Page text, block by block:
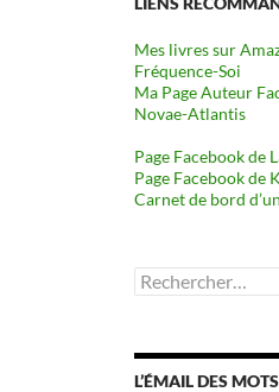
Mes livres sur
Fréquence-Soi
Ma Page Auteur
Novae-Atlantis
Page Facebook de
Page Facebook de
Carnet de bord
Rechercher :
L’ÉMAIL DES MOTS